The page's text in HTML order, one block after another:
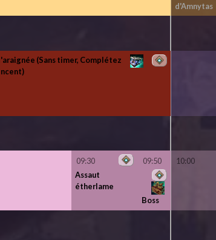
d'Amnytas
(Sans timer, Complétez
09:30
Assaut
étherlame
09:50
Boss
10:00